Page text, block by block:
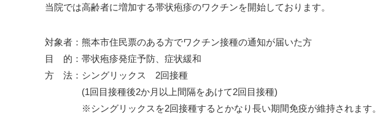
当院では高齢者に増加する帯状疱疹のワクチンを開始しております。
対象者 ：熊本市住民票のある方でワクチン接種の通知が届いた方
目 的 ：帯状疱疹発症予防、症状緩和
方 法 ：シングリックス 2回接種
(1回目接種後2か月以上間隔をあけて2回目接種)
シングリックスを2回接種するとかなり長い期間免疫が維持されます。